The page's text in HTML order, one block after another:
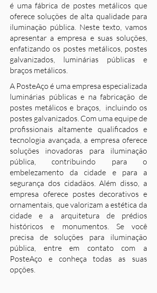
é uma fábrica de postes metálicos que
oferece soluções de alta qualidade para
iluminação pública. Neste texto, vamos
apresentar a empresa e suas soluções,
enfatizando os postes metálicos, postes
galvanizados, luminárias públicas e
braços metálicos.
A PosteAço é uma empresa especializada
luminárias públicas e na fabricação de
postes metálicos e braços, incluindo os
postes galvanizados. Com uma equipe de
profissionais altamente qualificados e
tecnologia avançada, a empresa oferece
soluções inovadoras para iluminação
pública, contribuindo para o
embelezamento da cidade e para a
segurança dos cidadãos. Além disso, a
empresa oferece postes decorativos e
ornamentais, que valorizam a estética da
cidade e a arquitetura de prédios
históricos e monumentos. Se você
precisa de soluções para iluminação
pública, entre em contato com a
PosteAço e conheça todas as suas
opções.